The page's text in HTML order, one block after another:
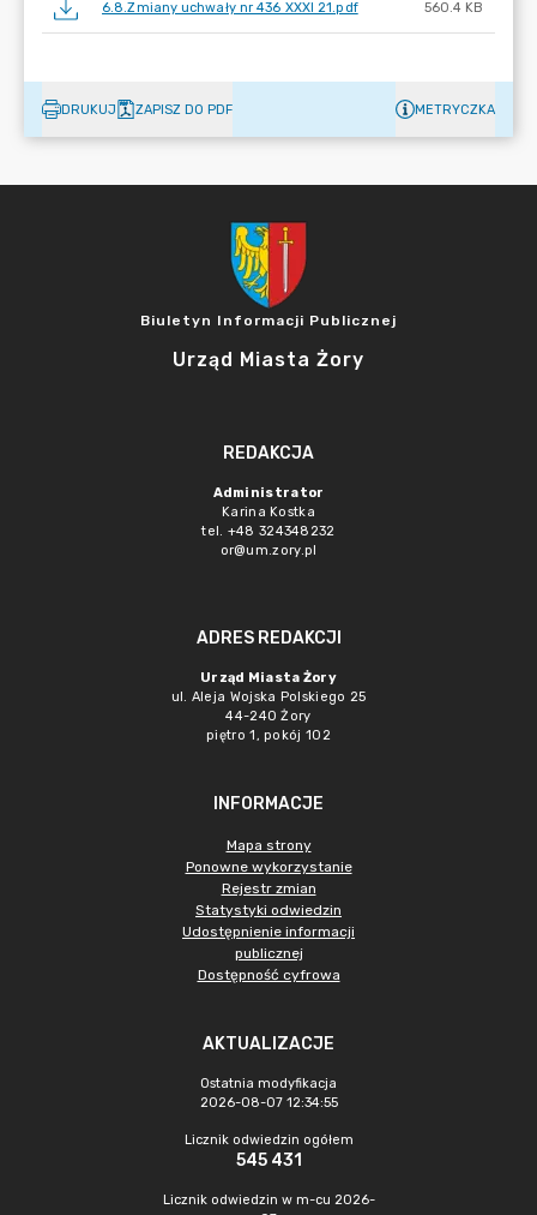
6.8.Zmiany uchwały nr 436 XXXI 21.pdf 560.4 KB
DRUKUJ ZAPISZ DO PDF METRYCZKA
Biuletyn Informacji Publicznej
Urząd Miasta Żory
REDAKCJA
Administrator
Karina Kostka
tel. +48 324348232
or@um.zory.pl
ADRES REDAKCJI
Urząd Miasta Żory
ul. Aleja Wojska Polskiego 25
44-240 Żory
piętro 1, pokój 102
INFORMACJE
Mapa strony
Ponowne wykorzystanie
Rejestr zmian
Statystyki odwiedzin
Udostępnienie informacji
publicznej
Dostępność cyfrowa
AKTUALIZACJE
Ostatnia modyfikacja
2026-08-07 12:34:55
Licznik odwiedzin ogółem
545 431
Licznik odwiedzin w m-cu 2026-